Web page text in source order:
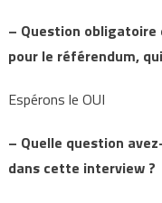
– Question
pour le référendum,
Espérons le OUI
– Quelle question
dans cette interview ?